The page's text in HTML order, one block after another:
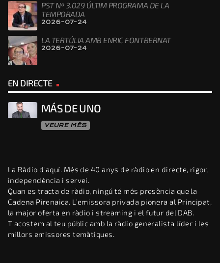
PST Nº 3.029 ÚLTIM PROGRAMA DE LA
TEMPORADA
2026-07-24
LA TERTÚLIA AMB ENRIC FONTBERNAT
2026-07-24
EN DIRECTE
MÁS DE UNO
VEURE MÉS
La Ràdio d’aquí. Més de 40 anys de ràdio en directe, rigor,
independència i servei.
Quan es tracta de ràdio, ningú té més presència que la
Cadena Pirenaica. L’emissora privada pionera al Principat,
la major oferta en ràdio i streaming i el futur del DAB.
T’acostem al teu públic amb la ràdio generalista líder i les
millors emissores temàtiques.